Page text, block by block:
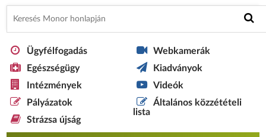
Ügyfélfogadás
Egészségügy
Intézmények
Pályázatok
Strázsa újság
Webkamerák
Kiadványok
Videók
Általános közzétételi
lista